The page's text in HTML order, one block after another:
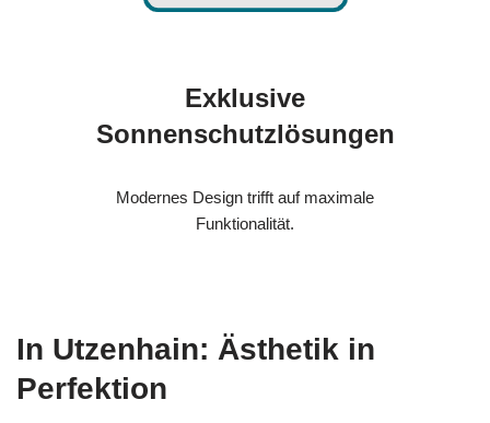
Exklusive
Sonnenschutzlösungen
Modernes Design trifft auf maximale
Funktionalität.
In Utzenhain: Ästhetik in
Perfektion